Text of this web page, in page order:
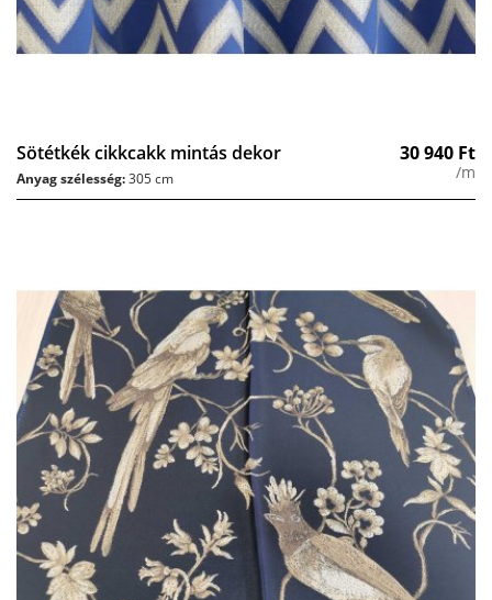
Sötétkék cikkcakk mintás dekor 30 940 Ft
/m
Anyag szélesség:305 cm